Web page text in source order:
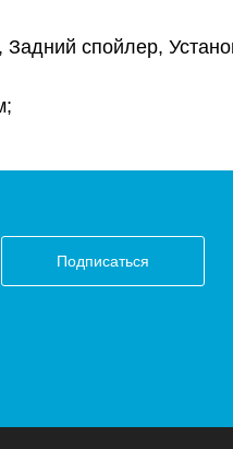
Задний спойлер,
Подписаться